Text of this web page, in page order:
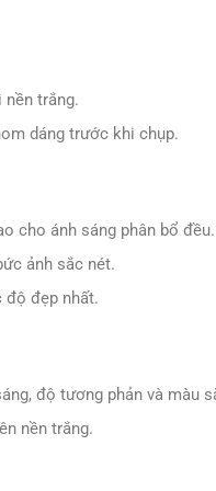
trắng.
dáng trước khi chụp.
cho ánh sáng phân bổ đều.
ảnh sắc nét.
độ đẹp nhất.
độ tương phản và màu
nền trắng.